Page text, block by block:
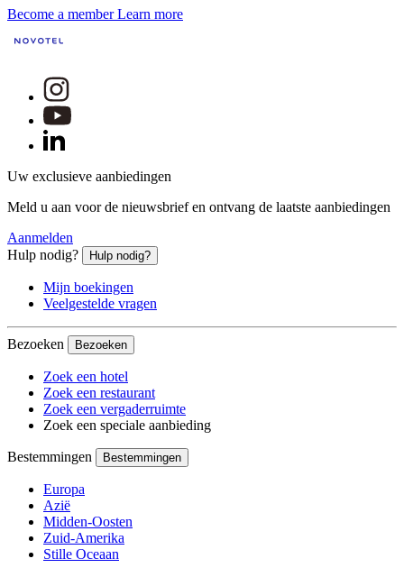
Become a member Learn more
Uw exclusieve aanbiedingen
Meld u aan voor de nieuwsbrief en ontvang de laatste aanbiedingen
Aanmelden
Hulp nodig?
Hulp nodig?
Mijn boekingen
Veelgestelde vragen
Bezoeken Bezoeken
Zoek een hotel
Zoek een restaurant
Zoek een vergaderruimte
Zoek een speciale aanbieding
Bestemmingen Bestemmingen
Europa
Azië
Midden-Oosten
Zuid-Amerika
Stille Oceaan